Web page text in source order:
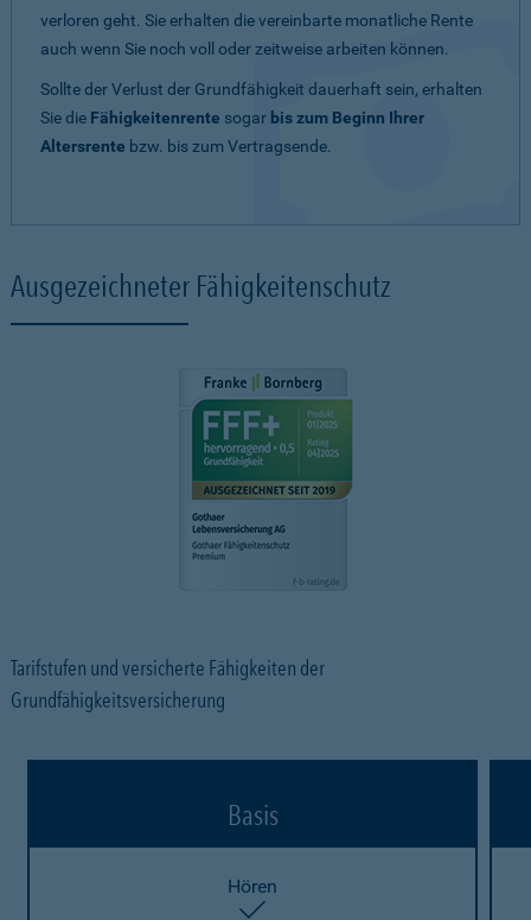
verloren geht. Sie erhalten die vereinbarte monatliche Rente
auch wenn Sie noch voll oder zeitweise arbeiten können.
Sollte der Verlust der Grundfähigkeit dauerhaft sein, erhalten
Sie die Fähigkeitenrente sogar bis zum Beginn Ihrer
Altersrente bzw. bis zum Vertragsende.
Ausgezeichneter Fähigkeitenschutz
Tarifstufen und versicherte Fähigkeiten der
Grundfähigkeitsversicherung
Basis
Hören